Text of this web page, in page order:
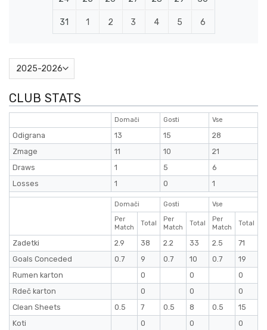
31 1 2 3 4 5 6
CLUB STATS
Domači Gosti Vse
Odigrana 13 15
28
Zmage
11 10
21
Draws
1 5
6
Losses
1 0 1
Domači Gosti
Vse
Per
Match
Total
Per
Match
Total
Per
Match
Total
Zadetki 2.9 38 2.2 33 2.5
71
Goals Conceded
0.7 9 0.7 10 0.7
19
Rumen karton
0 0
0
Rdeč karton
0 0
0
Clean Sheets
0.5 7 0.5 8 0.5
15
Koti
0 0
0